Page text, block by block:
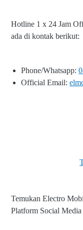
Hotline 1 x 24 Jam
ada di kontak berikut:
Phone/Whatsapp:
Official Email:
Temukan Electro
Platform Social